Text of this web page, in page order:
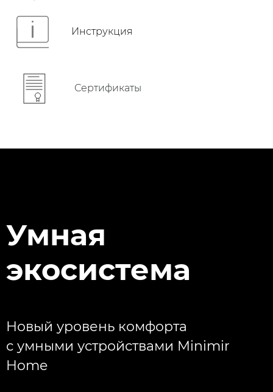
Инструкция
Сертификаты
Умная
экосистема
Новый уровень комфорта
с умными устройствами Minimir
Home